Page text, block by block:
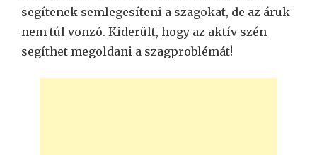
segítenek semlegesíteni a szagokat, de az áruk
nem túl vonzó. Kiderült, hogy az aktív szén
segíthet megoldani a szagproblémát!